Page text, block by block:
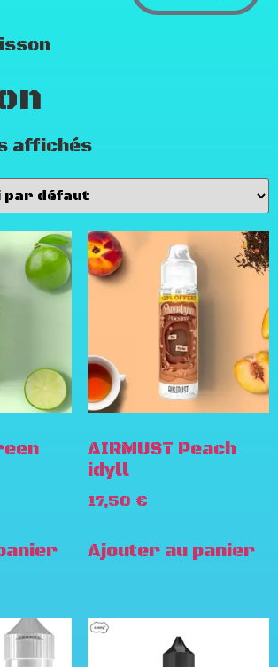
affichés
AIRMUST Peach
idyll
17,50 €
Ajouter au panier